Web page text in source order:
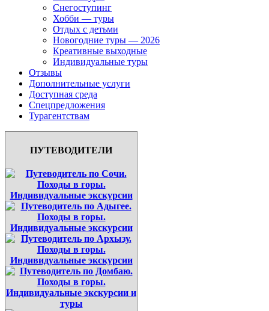
Снегоступинг
Хобби — туры
Отдых с детьми
Новогодние туры — 2026
Креативные выходные
Индивидуальные туры
Отзывы
Дополнительные услуги
Доступная среда
Спецпредложения
Турагентствам
ПУТЕВОДИТЕЛИ